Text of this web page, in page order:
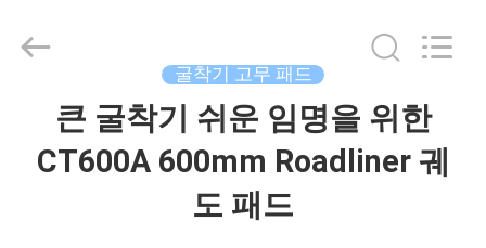
Shanghai
Reserved.
굴착기 고무 패드
큰 굴착기 쉬운 임명을 위한
CT600A 600mm Roadliner 궤
도 패드